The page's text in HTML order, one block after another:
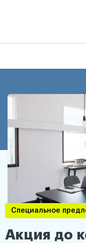
Специальное
Акция до